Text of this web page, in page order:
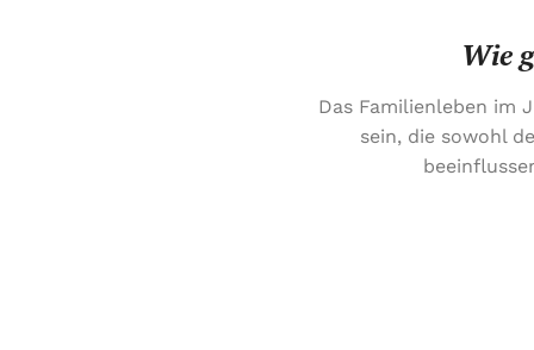
Wie
Das Familienleben im
sein, die sowohl